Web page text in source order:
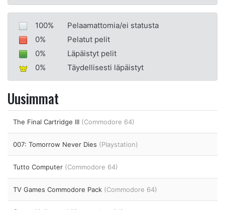
100%
Pelaamattomia/ei statusta
0%
Pelatut pelit
0%
Läpäistyt pelit
0%
Täydellisesti läpäistyt
Uusimmat
The Final Cartridge III (Commodore 64)
007: Tomorrow Never Dies (Playstation)
Tutto Computer (Commodore 64)
TV Games Commodore Pack (Commodore 64)